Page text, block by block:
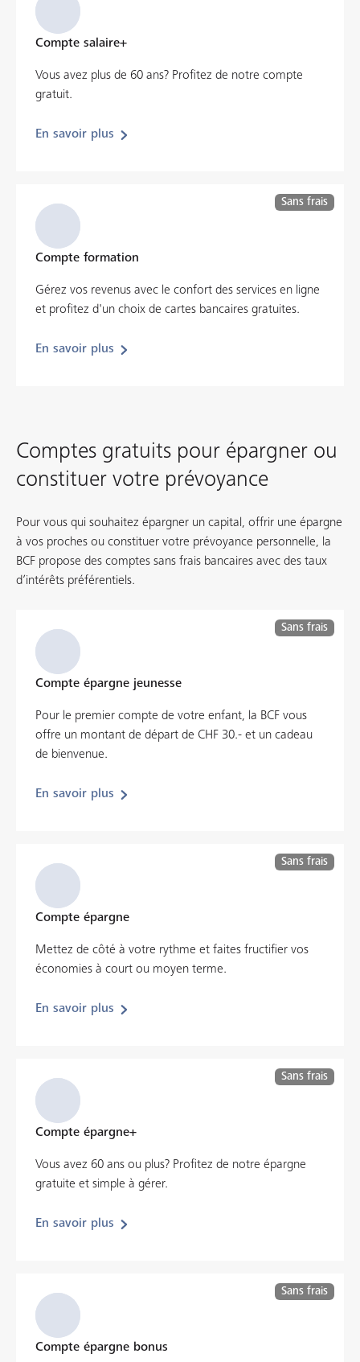
Compte salaire+
Vous avez plus de 60 ans? Profitez de notre compte
gratuit.
En savoir plus
Sans frais
Compte formation
Gérez vos revenus avec le confort des services en ligne
et profitez d'un choix de cartes bancaires gratuites.
En savoir plus
Comptes gratuits pour épargner ou
constituer votre prévoyance
Pour vous qui souhaitez épargner un capital, offrir une épargne
à vos proches ou constituer votre prévoyance personnelle, la
BCF propose des comptes sans frais bancaires avec des taux
d’intérêts préférentiels.
Sans frais
Compte épargne jeunesse
Pour le premier compte de votre enfant, la BCF vous
offre un montant de départ de CHF 30.- et un cadeau
de bienvenue.
En savoir plus
Sans frais
Compte épargne
Mettez de côté à votre rythme et faites fructifier vos
économies à court ou moyen terme.
En savoir plus
Sans frais
Compte épargne+
Vous avez 60 ans ou plus? Profitez de notre épargne
gratuite et simple à gérer.
En savoir plus
Sans frais
Compte épargne bonus